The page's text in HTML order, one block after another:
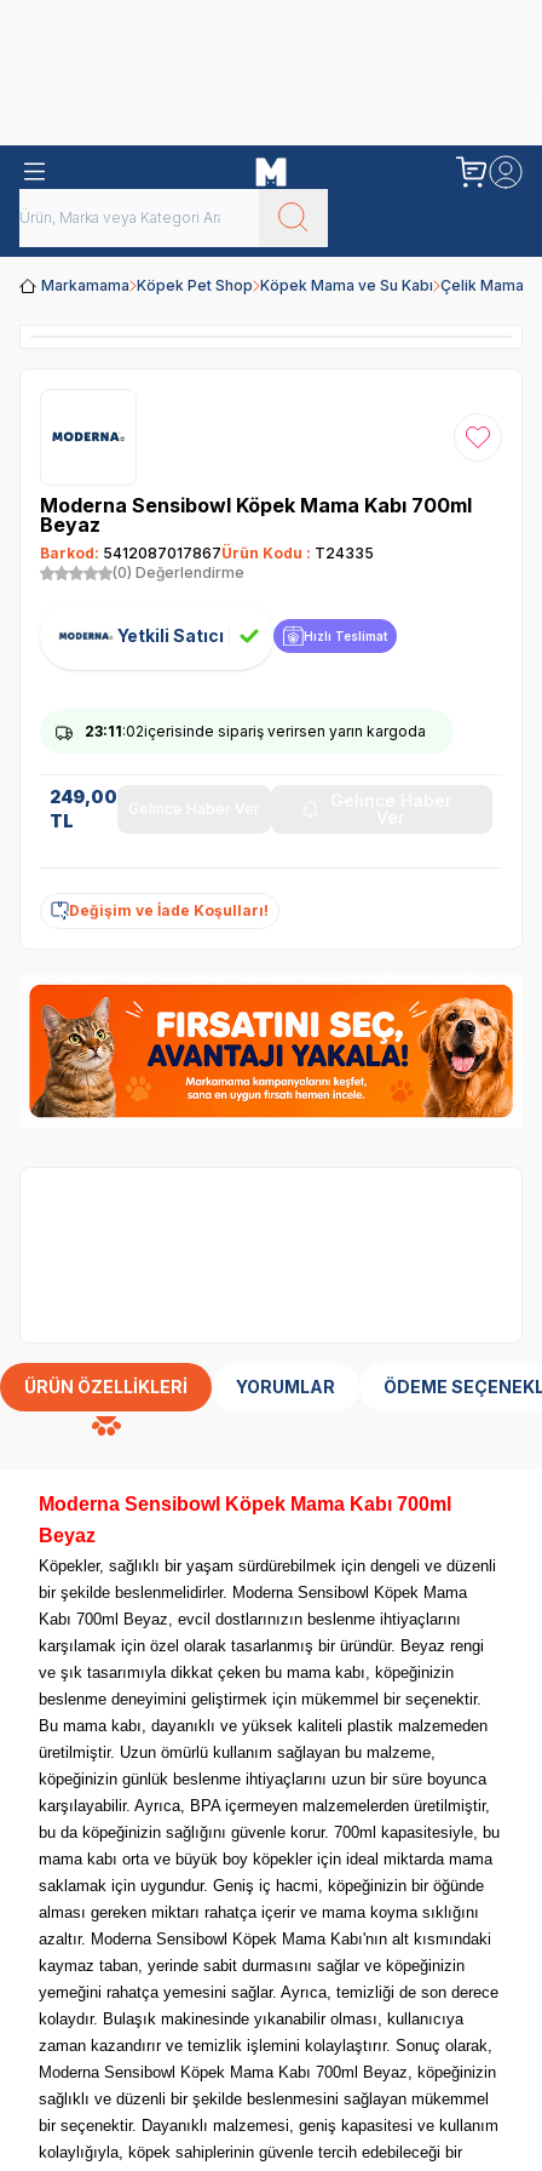
Markamama Köpek Pet Shop Köpek Mama ve Su Kabı Çelik Mama
Favoriye
Moderna Sensibowl Köpek Mama Kabı 700ml
Beyaz
Barkod: 5412087017867Ürün Kodu : T24335
(0) Değerlendirme
Yetkili Satıcı Hızlı Teslimat
23:11:02içerisinde sipariş verirsen yarın kargoda
249,00
TL
Değişim ve İade Koşulları!
ÜRÜN ÖZELLIKLERI YORUMLAR ÖDEME
Moderna Sensibowl Köpek Mama Kabı 700ml
Beyaz
Köpekler, sağlıklı bir yaşam sürdürebilmek için dengeli ve düzenli
bir şekilde beslenmelidirler. Moderna Sensibowl Köpek Mama
Kabı 700ml Beyaz, evcil dostlarınızın beslenme ihtiyaçlarını
karşılamak için özel olarak tasarlanmış bir üründür. Beyaz rengi
ve şık tasarımıyla dikkat çeken bu mama kabı, köpeğinizin
beslenme deneyimini geliştirmek için mükemmel bir seçenektir.
Bu mama kabı, dayanıklı ve yüksek kaliteli plastik malzemeden
üretilmiştir. Uzun ömürlü kullanım sağlayan bu malzeme,
köpeğinizin günlük beslenme ihtiyaçlarını uzun bir süre boyunca
karşılayabilir. Ayrıca, BPA içermeyen malzemelerden üretilmiştir,
bu da köpeğinizin sağlığını güvenle korur. 700ml kapasitesiyle, bu
mama kabı orta ve büyük boy köpekler için ideal miktarda mama
saklamak için uygundur. Geniş iç hacmi, köpeğinizin bir öğünde
alması gereken miktarı rahatça içerir ve mama koyma sıklığını
azaltır. Moderna Sensibowl Köpek Mama Kabı'nın alt kısmındaki
kaymaz taban, yerinde sabit durmasını sağlar ve köpeğinizin
yemeğini rahatça yemesini sağlar. Ayrıca, temizliği de son derece
kolaydır. Bulaşık makinesinde yıkanabilir olması, kullanıcıya
zaman kazandırır ve temizlik işlemini kolaylaştırır. Sonuç olarak,
Moderna Sensibowl Köpek Mama Kabı 700ml Beyaz, köpeğinizin
sağlıklı ve düzenli bir şekilde beslenmesini sağlayan mükemmel
bir seçenektir. Dayanıklı malzemesi, geniş kapasitesi ve kullanım
kolaylığıyla, köpek sahiplerinin güvenle tercih edebileceği bir